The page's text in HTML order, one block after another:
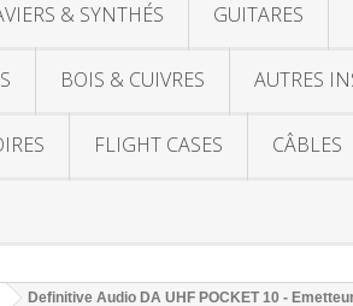
& SYNTHÉS GUITARES
BOIS & CUIVRES AUTRES
FLIGHT CASES CÂBLES
Definitive Audio DA UHF POCKET 10 -